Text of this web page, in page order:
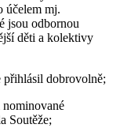
účelem mj.
jsou odbornou
děti a kolektivy
přihlásil dobrovolně;
Soutěže;